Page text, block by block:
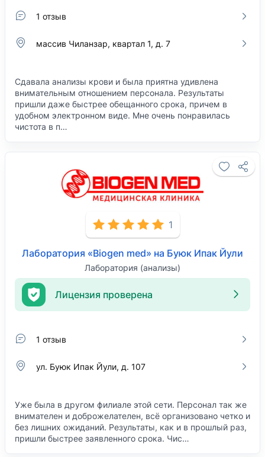
1 отзыв
массив Чиланзар, квартал 1, д. 7
Сдавала анализы крови и была приятна удивлена
внимательным отношением персонала. Результаты
пришли даже быстрее обещанного срока, причем в
удобном электронном виде. Мне очень понравилась
чистота в п…
1
Лаборатория «Biogen med» на Буюк Ипак Йули
Лаборатория (анализы)
Лицензия проверена
1 отзыв
ул. ​Буюк Ипак Йули, д. 107
Уже была в другом филиале этой сети. Персонал так же
внимателен и доброжелателен, всё организовано четко и
без лишних ожиданий. Результаты, как и в прошлый раз,
пришли быстрее заявленного срока. Чис…